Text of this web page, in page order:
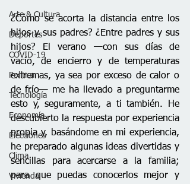
Arte & Cultura
Deportes
COVID-19
Política
Tecnología
Economía
Elecciones
Clima
Vivienda
¿Cómo se acorta la distancia entre los
hijos y sus padres? ¿Entre padres y sus
hijos? El verano —con sus días de
vacío, de encierro y de temperaturas
extremas, ya sea por exceso de calor o
de frío— me ha llevado a preguntarme
esto y, seguramente, a ti también. He
descubierto la respuesta por experiencia
propia y, basándome en mi experiencia,
he preparado algunas ideas divertidas y
sencillas para acercarse a la familia;
para que puedas conocerlos mejor y